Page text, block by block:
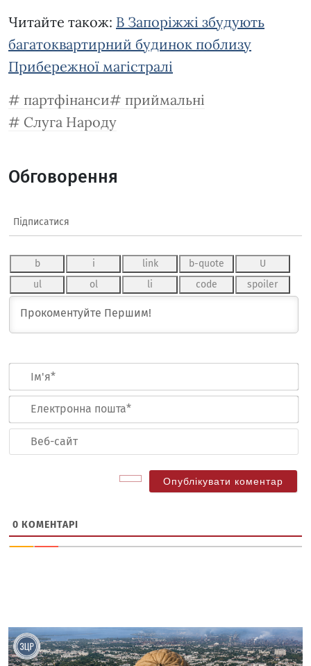
Читайте також: В Запоріжжі збудують
багатоквартирний будинок поблизу
Прибережної магістралі
партфінанси
приймальні
Слуга Народу
Обговорення
Підписатися
0 КОМЕНТАРІ